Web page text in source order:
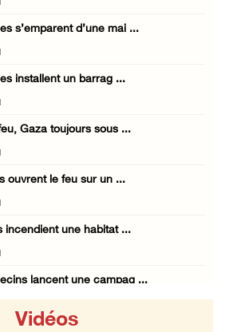
s’emparent d’une mai ...
installent un barrag ...
Gaza toujours sous ...
ouvrent le feu sur un ...
incendient une habitat ...
lancent une campag ...
Vidéos